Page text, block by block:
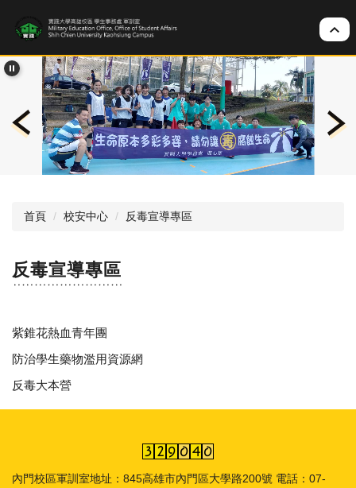
到
要
內
首頁 校安中心 反毒宣導專區
反毒宣導專區
紫錐花熱血青年團
防治學生藥物濫用資源網
反毒大本營
內門校區軍訓室地址：845高雄市內門區大學路200號 電話：07-